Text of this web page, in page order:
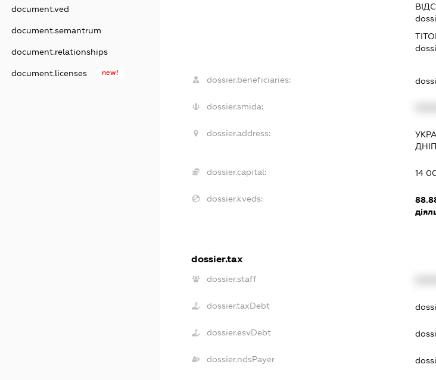
document.ved
document.semantrum
document.relationships
document.licenses new!
dossier.beneficiaries:
dossier.smida:
dossier.address:
dossier.capital: 14
dossier.kveds:
dossier.tax
dossier.staff
dossier.taxDebt
dossier.esvDebt
dossier.ndsPayer